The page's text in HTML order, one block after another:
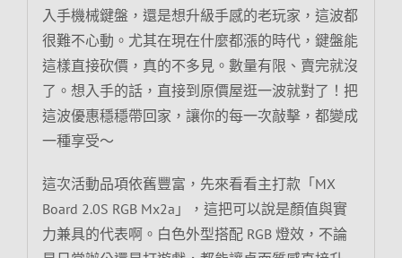
入手機械鍵盤，還是想升級手感的老玩家，這波都
很難不心動。尤其在現在什麼都漲的時代，鍵盤能
這樣直接砍價，真的不多見。數量有限、賣完就沒
了。想入手的話，直接到原價屋逛一波就對了！把
這波優惠穩穩帶回家，讓你的每一次敲擊，都變成
一種享受～
這次活動品項依舊豐富，先來看看主打款「MX
Board 2.0S RGB Mx2a」，這把可以說是顏值與實
力兼具的代表啊。白色外型搭配 RGB 燈效，不論